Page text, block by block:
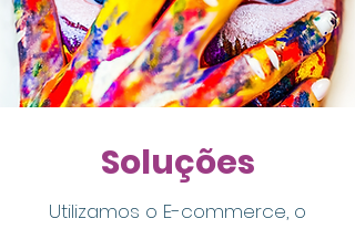
Soluções
Utilizamos o E-commerce, o